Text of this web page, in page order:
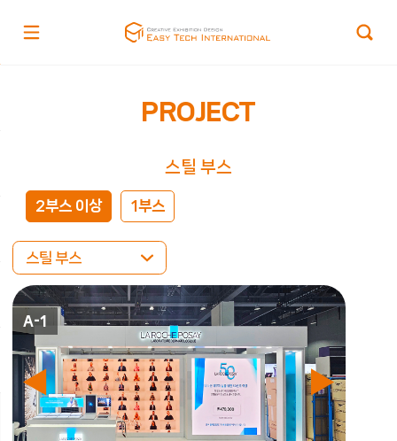
PROJECT
스틸 부스
2부스 이상 1부스
스틸 부스
A-1